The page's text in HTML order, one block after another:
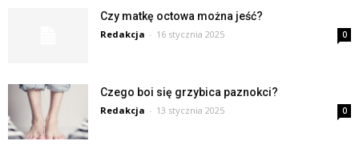
Czy matkę octowa można jeść?
Redakcja - 16 stycznia 2025 0
Czego boi się grzybica paznokci?
Redakcja - 13 stycznia 2025 0